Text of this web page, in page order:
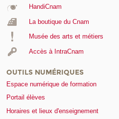
HandiCnam
La boutique du Cnam
Musée des arts et métiers
Accès à IntraCnam
OUTILS NUMÉRIQUES
Espace numérique de formation
Portail élèves
Horaires et lieux d'enseignement